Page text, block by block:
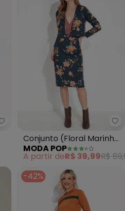
Rosalie - Conjunto (Azul Claro)
Conjunto (Floral Marinho)
Cardigan e Saia
MODA POP
A partir deR$ 39,99R$
-42%